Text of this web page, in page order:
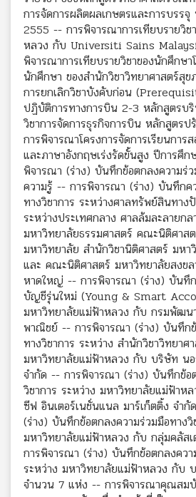
การจัดการผลิตผลเกษตรและการบรร
2555 -- การพิจารณาการเทียบรายวิช
หลวง กับ Universiti Sains
พิจารณาการเทียบรายวิชาของนักศึกษ
นักศึกษา ของสำนักวิชาวิทยาศาสตร์สุ
การยกเลิกวิชาบังคับก่อน
ปฏิบัติการทางการบิน 2-3 หลักสูตรบ
วิชาการจัดการธุรกิจการบิน หลักสูตร
การพิจารณาโครงการจัดการเรียนการ
และภาษาอังกฤษเร่งรัดขั้นสูง ปีการศึ
พิจารณา (ร่าง) บันทึกข้อตกลงความร่ว
ความรู้ -- การพิจารณา (ร่าง) บันทึกคว
ทางวิชาการ ระหว่างศาลทรัพย์สินทา
ระหว่างประเทศกลาง ศาลล้มละลายก
มหาวิทยาลัยธรรมศาสตร์ คณะนิติศาส
มหาวิทยาลัย สำนักวิชานิติศาสตร์ มหา
และ คณะนิติศาสตร์ มหาวิทยาลัยสงข
หาดใหญ่ -- การพิจารณา (ร่าง) บันทึก
บัญชีรุ่นใหม่ (Young & Smart
มหาวิทยาลัยแม่ฟ้าหลวง กับ กรมพัฒน
พาณิชย์ -- การพิจารณา (ร่าง) บันทึก
ทางวิชาการ ระหว่าง สำนักวิชาวิทยาศ
มหาวิทยาลัยแม่ฟ้าหลวง กับ บริษัท นอ
จำกัด -- การพิจารณา (ร่าง) บันทึกข้อ
วิชาการ ระหว่าง มหาวิทยาลัยแม่ฟ้าห
ซีฟ อินเตอร์เนชั่นแนล มาร์เก็ตติ้ง จำ
(ร่าง) บันทึกข้อตกลงความร่วมมือทางวิ
มหาวิทยาลัยแม่ฟ้าหลวง กับ กลุ่มคลัสเ
การพิจารณา (ร่าง) บันทึกข้อตกลงควา
ระหว่าง มหาวิทยาลัยแม่ฟ้าหลวง กับ
จำนวน 7 แห่ง -- การพิจารณาคุณสมบั